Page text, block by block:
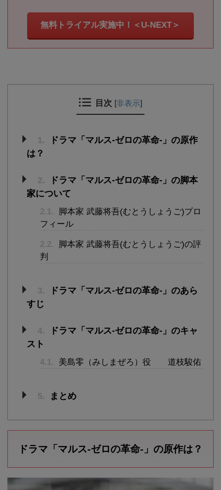
無料トライアル実施中！＜U-NEXT＞
目次 [非表示]
1.
ドラマ「マルス-ゼロの革命-」の原作
は？
2.
ドラマ「マルス-ゼロの革命-」の脚本
家について
2.1.
脚本家 武藤将吾(むとうしょうご)プロ
フィール
2.2.
脚本家 武藤将吾(むとうしょうご)の評
判
3.
ドラマ「マルス-ゼロの革命-」のあら
すじ
4.
ドラマ「マルス-ゼロの革命-」のキャ
スト
4.1. 美島零（みしまぜろ）役 道枝駿佑
5. まとめ
ドラマ「マルス-ゼロの革命-」の原作は？